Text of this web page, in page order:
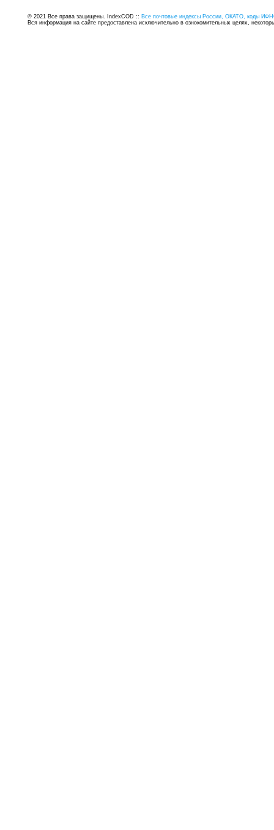
© 2021 Все права защищены. IndexCOD :: Все почтовые индексы России, ОКАТО, коды
Вся информация на сайте предоставлена исключительно в ознокомительных целях,